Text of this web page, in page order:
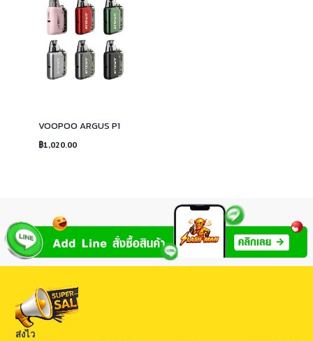
VOOPOO ARGUS P1
฿1,020.00
ส่งไว